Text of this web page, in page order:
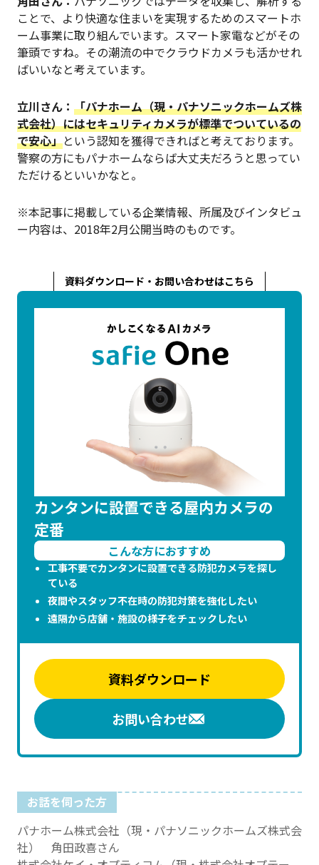
ことで、より快適な住まいを実現するためのスマートホ
ーム事業に取り組んでいます。スマート家電などがその
筆頭ですね。その潮流の中でクラウドカメラも活かせれ
ばいいなと考えています。
立川さん： 「パナホーム（現・パナソニックホームズ株
式会社）にはセキュリティカメラが標準でついているの
で安心」という認知を獲得できればと考えております。
警察の方にもパナホームならば大丈夫だろうと思ってい
ただけるといいかなと。
※本記事に掲載している企業情報、所属及びインタビュ
ー内容は、2018年2月公開当時のものです。
資料ダウンロード・お問い合わせはこちら
カンタンに設置できる屋内カメラの
定番
こんな方におすすめ
工事不要でカンタンに設置できる防犯カメラを探し
ている
夜間やスタッフ不在時の防犯対策を強化したい
遠隔から店舗・施設の様子をチェックしたい
資料ダウンロード
お問い合わせ
お話を伺った方
パナホーム株式会社（現・パナソニックホームズ株式会
社） 角田政喜さん